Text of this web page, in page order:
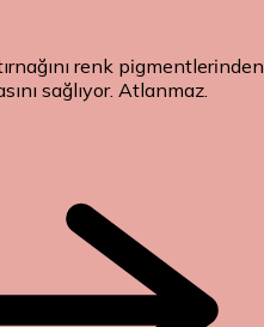
renk pigmentlerinden
sağlıyor. Atlanmaz.